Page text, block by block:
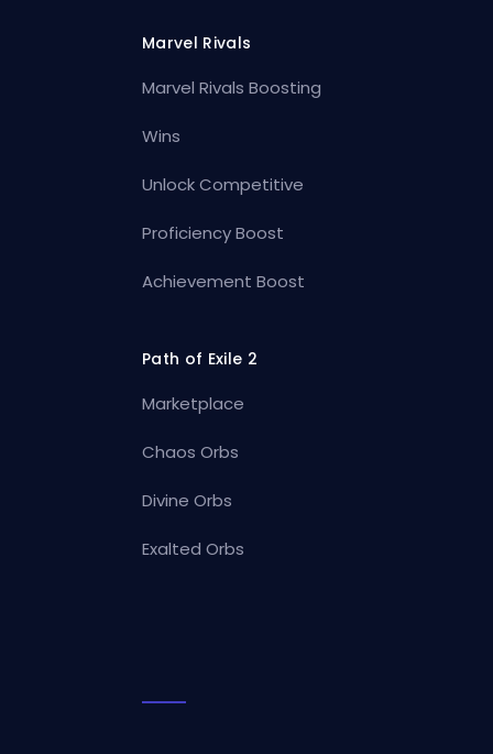
Marvel Rivals
Marvel Rivals Boosting
Wins
Unlock Competitive
Proficiency Boost
Achievement Boost
Path of Exile 2
Marketplace
Chaos Orbs
Divine Orbs
Exalted Orbs